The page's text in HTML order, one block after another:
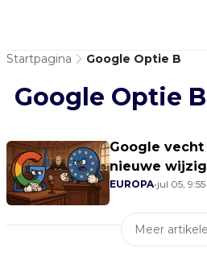
Startpagina Google Optie B
Google Optie B
Google
nieuwe
de
EUROPA•jul 05, 9:55
Meer